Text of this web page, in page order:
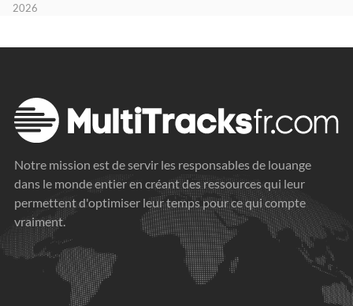
2026
Notre mission est de servir les responsables de louange
dans le monde entier en créant des ressources qui leur
permettent d'optimiser leur temps pour ce qui compte
vraiment.